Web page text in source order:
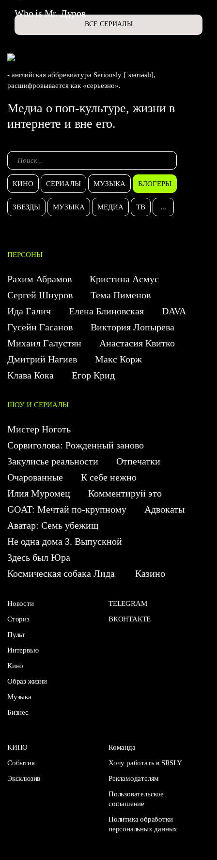
Who is Mr. Дуров
ВСЕ СЕРИАЛЫ
- английская аббревиатура Seriously [ˈsɪərɪəslɪ],
расшифровывается как «серьезно».
Медиа о поп-культуре, жизни в
интернете и вне его.
КИНО СЕРИАЛЫ МУЗЫКА БЛОГЕРЫ
ЗВЕЗДЫ МУЗЫКА МЕДИА ТВ ...
ПЕРСОНЫ
Рахим Абрамов
Кристина Асмус
Сергей Шнуров
Тема Пименов
Ида Галич
Елена Блиновская
DAVA
Гусейн Гасанов
Виктория Лопырева
Михаил Галустян
Анастасия Квитко
Дмитрий Нагиев
Макс Корж
Клава Кока
Егор Крид
ШОУ И СЕРИАЛЫ
Мистер Ноготь
Сорвиголова: Рожденный заново
Закулисье реальности
Отпечатки
Очарованные
К себе нежно
Илия Муромец
Комментируй это
GOAT: Мечтай по-крупному
Адвокаты
Аватар: Семь убежищ
Не одна дома 3. Выпускной
Здесь был Юра
Космическая собака Лида
Казино
Новости
Сториз
Пульт
Интервью
Кино
Образ жизни
Музыка
Бизнес
TELEGRAM
ВКОНТАКТЕ
КИНО
События
Эксклюзив
Команда
Хочу работать в SRSLY
Рекламодателям
Пользовательское
соглашение
Политика обработки
персональных данных